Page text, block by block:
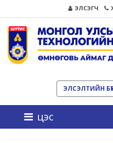
ЭЛСЭГЧ
ЭЛСЭЛТИЙН
цэс